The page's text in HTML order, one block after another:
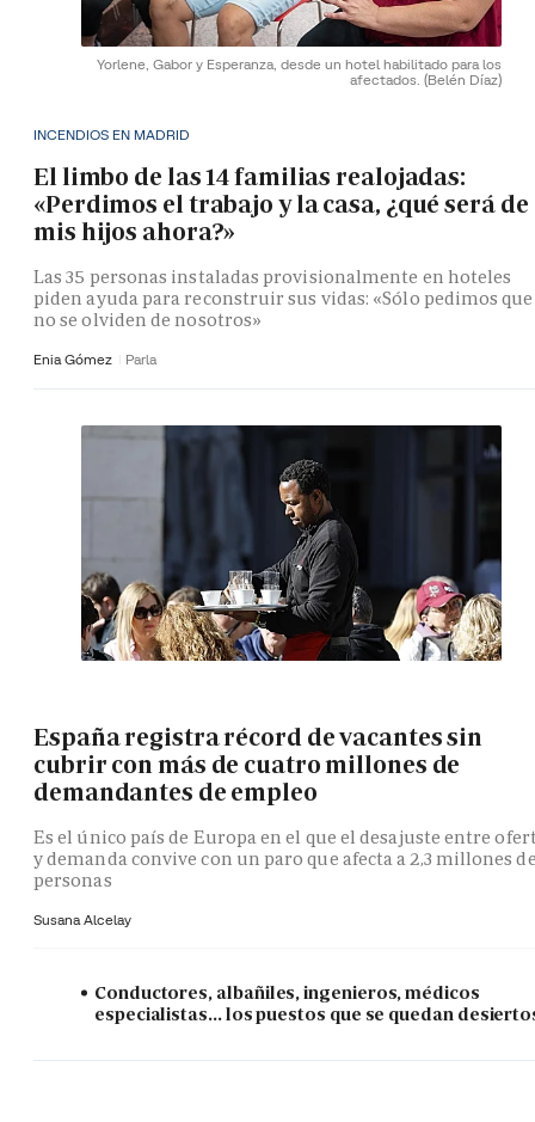
Yorlene, Gabor y Esperanza, desde un hotel habilitado para los
afectados. (Belén Díaz)
INCENDIOS EN MADRID
El limbo de las 14 familias realojadas:
«Perdimos el trabajo y la casa, ¿qué será de
mis hijos ahora?»
Las 35 personas instaladas provisionalmente en hoteles
piden ayuda para reconstruir sus vidas: «Sólo pedimos que
no se olviden de nosotros»
Enia Gómez Parla
España registra récord de vacantes sin
cubrir con más de cuatro millones de
demandantes de empleo
Es el único país de Europa en el que el desajuste entre
y demanda convive con un paro que afecta a 2,3 millones
personas
Susana Alcelay
Conductores, albañiles, ingenieros, médicos
especialistas... los puestos que se quedan